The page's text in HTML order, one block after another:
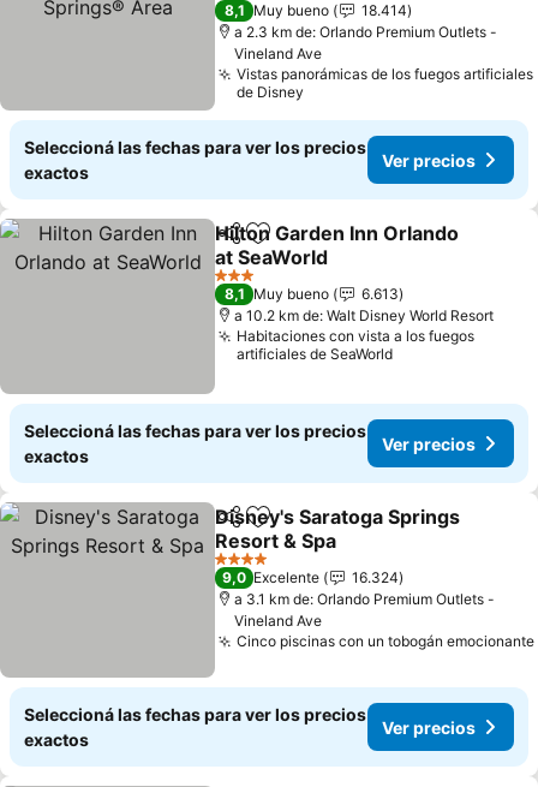
8,1 Muy bueno
18.414
a 2.3 km de: Orlando Premium Outlets -
Vineland Ave
Vistas panorámicas de los fuegos artificiales
de Disney
Seleccioná las fechas para ver los precios
exactos
Ver precios
CompartirAñadir a favoritos
Hilton Garden Inn Orlando
at SeaWorld
3 Estrellas
8,1 Muy bueno
6.613
a 10.2 km de: Walt Disney World Resort
Habitaciones con vista a los fuegos
artificiales de SeaWorld
Seleccioná las fechas para ver los precios
exactos
Ver precios
CompartirAñadir a favoritos
Disney's Saratoga Springs
Resort & Spa
4 Estrellas
9,0 Excelente
16.324
a 3.1 km de: Orlando Premium Outlets -
Vineland Ave
Cinco piscinas con un tobogán emocionante
Seleccioná las fechas para ver los precios
exactos
Ver precios